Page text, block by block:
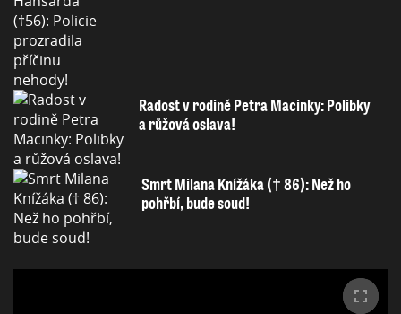
Radost v rodině Petra Macinky: Polibky
a růžová oslava!
Smrt Milana Knížáka († 86): Než ho
pohřbí, bude soud!